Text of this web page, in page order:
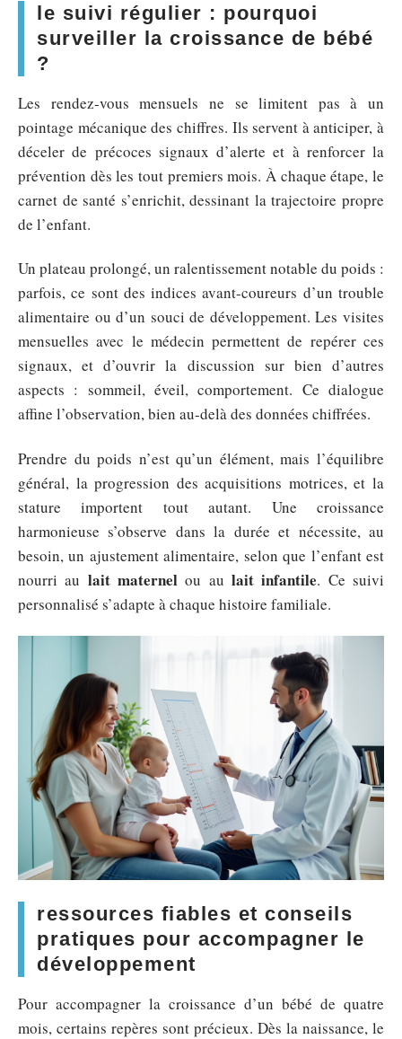
le suivi régulier : pourquoi
surveiller la croissance de bébé
?
Les rendez-vous mensuels ne se limitent pas à un
pointage mécanique des chiffres. Ils servent à anticiper, à
déceler de précoces signaux d’alerte et à renforcer la
prévention dès les tout premiers mois. À chaque étape, le
carnet de santé s’enrichit, dessinant la trajectoire propre
de l’enfant.
Un plateau prolongé, un ralentissement notable du poids :
parfois, ce sont des indices avant-coureurs d’un trouble
alimentaire ou d’un souci de développement. Les visites
mensuelles avec le médecin permettent de repérer ces
signaux, et d’ouvrir la discussion sur bien d’autres
aspects : sommeil, éveil, comportement. Ce dialogue
affine l’observation, bien au-delà des données chiffrées.
Prendre du poids n’est qu’un élément, mais l’équilibre
général, la progression des acquisitions motrices, et la
stature importent tout autant. Une croissance
harmonieuse s’observe dans la durée et nécessite, au
besoin, un ajustement alimentaire, selon que l’enfant est
nourri au lait maternel ou aulait infantile. Ce suivi
personnalisé s’adapte à chaque histoire familiale.
ressources fiables et conseils
pratiques pour accompagner le
développement
Pour accompagner la croissance d’un bébé de quatre
mois, certains repères sont précieux. Dès la naissance, le